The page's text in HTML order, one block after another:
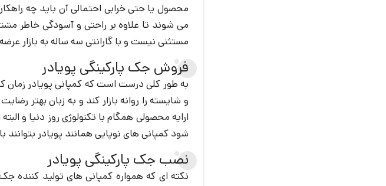
محصول یا حتی خرابی احتمالی آن باید چه
می شوند تا علاوه بر راحتی و آسودگی خاطر
مستثنی نیست و با گارانتی سه ساله به بازار
فروش جک پارکینگی پویادر
به طور کلی درست است که کمپانی پویادر زمان
و شایسته را روانه بازار کند و به زبان بهتر
ارایه محصولی همگام با تکنولوژی روز دنیا و
شود کمپانی های نوپایی همانند پویادر
نصب جک پارکینگی پویادر
نکته ای که همواره کمپانی های تولید